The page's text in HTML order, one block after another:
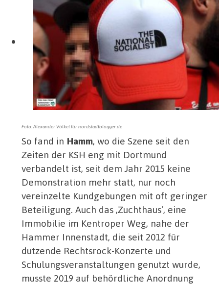
Foto: Alexander Völkel für nordstadtblogger.de
So fand in Hamm, wo die Szene seit den
Zeiten der KSH eng mit Dortmund
verbandelt ist, seit dem Jahr 2015 keine
Demonstration mehr statt, nur noch
vereinzelte Kundgebungen mit oft geringer
Beteiligung. Auch das ‚Zuchthaus‘, eine
Immobilie im Kentroper Weg, nahe der
Hammer Innenstadt, die seit 2012 für
dutzende Rechtsrock-Konzerte und
Schulungsveranstaltungen genutzt wurde,
musste 2019 auf behördliche Anordnung